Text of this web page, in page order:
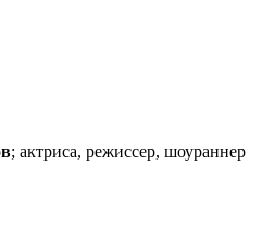
; актриса, режиссер, шоураннер